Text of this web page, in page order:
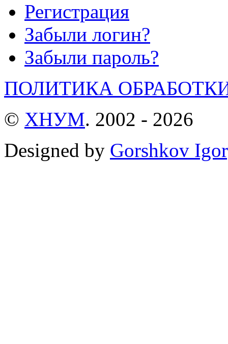
Регистрация
Забыли логин?
Забыли пароль?
ПОЛИТИКА
© ХНУМ. 2002 - 2026
Designed by Gorshkov Igor